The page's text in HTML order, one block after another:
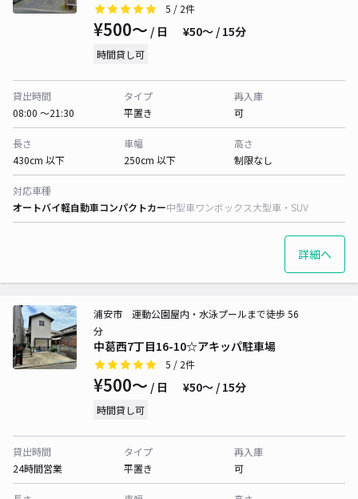
5 / 2件
¥500〜 / 日 ¥50〜 / 15分
時間貸し可
貸出時間
08:00 〜21:30
タイプ
平置き
再入庫
可
長さ
430cm 以下
車幅
250cm 以下
高さ
制限なし
対応車種
オートバイ軽自動車コンパクトカー中型車ワンボックス大型車・SUV
詳細へ
中葛西7丁目16-10☆アキッパ駐車場
浦安市 運動公園屋内・水泳プールまで徒歩 56
分
5 / 2件
¥500〜 / 日 ¥50〜 / 15分
時間貸し可
貸出時間
24時間営業
タイプ
平置き
再入庫
可